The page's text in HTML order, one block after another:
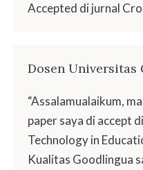
Accepted di jurnal
Dosen Universitas
“Assalamualaikum,
paper saya di accept
Technology in
Kualitas Goodlingua